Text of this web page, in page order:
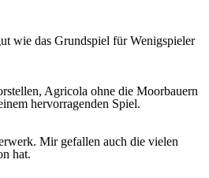
wie das Grundspiel für Wenigspieler
Agricola ohne die Moorbauern
hervorragenden Spiel.
Mir gefallen auch die vielen
hat.